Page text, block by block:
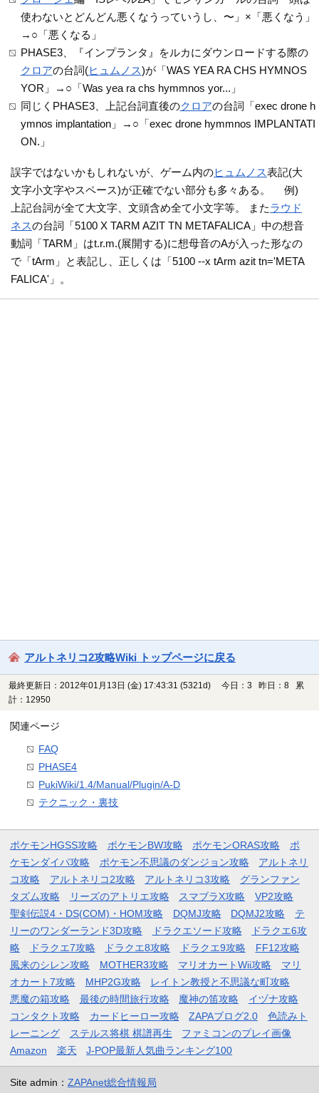
使わないとどんどん悪くなうっていうし、〜」×「悪くなう」
→○「悪くなる」
PHASE3、『インプランタ』をルカにダウンロードする際の
クロアの台詞(ヒュムノス)が「WAS YEA RA CHS HYMNOS
YOR」→○「Was yea ra chs hymmnos yor...」
同じくPHASE3、上記台詞直後のクロアの台詞「exec drone h
ymnos implantation」→○「exec drone hymmnos IMPLANTATI
ON.」
誤字ではないかもしれないが、ゲーム内のヒュムノス表記(大
文字小文字やスペース)が正確でない部分も多々ある。 例)
上記台詞が全て大文字、文頭含め全て小文字等。 またラウド
ネスの台詞「5100 X TARM AZIT TN METAFALICA」中の想音
動詞「TARM」はt.r.m.(展開する)に想母音のAが入った形なの
で「tArm」と表記し、正しくは「5100 --x tArm azit tn='META
FALICA'」。
アルトネリコ2攻略Wiki トップページに戻る
最終更新日：2012年01月13日 (金) 17:43:31 (5321d)
今日：3 昨日：8 累
計：12950
関連ページ
FAQ
PHASE4
PukiWiki/1.4/Manual/Plugin/A-D
テクニック・裏技
ポケモンHGSS攻略 ポケモンBW攻略 ポケモンORAS攻略
ポ
ケモンダイパ攻略
ポケモン不思議のダンジョン攻略
アルトネリ
コ攻略
アルトネリコ2攻略 アルトネリコ3攻略
グランファン
タズム攻略
リーズのアトリエ攻略 スマブラX攻略
VP2攻略
聖剣伝説4・DS(COM)・HOM攻略
DQMJ攻略 DQMJ2攻略
テ
リーのワンダーランド3D攻略
ドラクエソード攻略
ドラクエ6攻
略
ドラクエ7攻略 ドラクエ8攻略 ドラクエ9攻略
FF12攻略
風来のシレン攻略
MOTHER3攻略 マリオカートWii攻略
マリ
オカート7攻略
MHP2G攻略
レイトン教授と不思議な町攻略
悪魔の箱攻略
最後の時間旅行攻略 魔神の笛攻略
イヅナ攻略
コンタクト攻略
カードヒーロー攻略 ZAPAブログ2.0
色読みト
レーニング
ステルス将棋 棋譜再生
ファミコンのプレイ画像
Amazon
楽天 J-POP最新人気曲ランキング100
Site admin： ZAPAnet総合情報局